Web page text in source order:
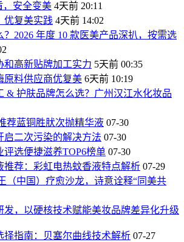
，安全变美 4天前 20:11
优复美实践 4天前 14:02
2026 年度 10 款医美产品深扒，按需选
和高新贴牌加工实力 5天前 00:35
原料供应商优复美 6天前 10:19
& 护肤品牌怎么选？广州汉江水化妆品
荐蓝铜胜肰次抛精华液 07-30
启二次污染的解决方法 07-30
评选便捷滋养TOP6榜单 07-30
推荐：彩虹电热蚊香液特点解析 07-29
（中国）疗愈沙龙，诗意诠释“同美共
发，以硬核技术赋能美妆品牌差异化升级
择指南：贝塞尔曲线技术解析 07-27